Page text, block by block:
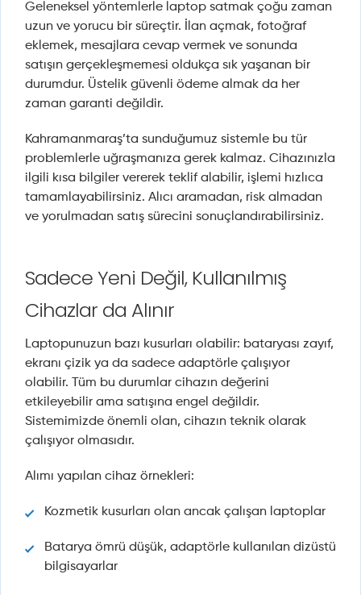
Geleneksel yöntemlerle laptop satmak çoğu zaman
uzun ve yorucu bir süreçtir. İlan açmak, fotoğraf
eklemek, mesajlara cevap vermek ve sonunda
satışın gerçekleşmemesi oldukça sık yaşanan bir
durumdur. Üstelik güvenli ödeme almak da her
zaman garanti değildir.
Kahramanmaraş’ta sunduğumuz sistemle bu tür
problemlerle uğraşmanıza gerek kalmaz. Cihazınızla
ilgili kısa bilgiler vererek teklif alabilir, işlemi hızlıca
tamamlayabilirsiniz. Alıcı aramadan, risk almadan
ve yorulmadan satış sürecini sonuçlandırabilirsiniz.
Sadece Yeni Değil, Kullanılmış
Cihazlar da Alınır
Laptopunuzun bazı kusurları olabilir: bataryası zayıf,
ekranı çizik ya da sadece adaptörle çalışıyor
olabilir. Tüm bu durumlar cihazın değerini
etkileyebilir ama satışına engel değildir.
Sistemimizde önemli olan, cihazın teknik olarak
çalışıyor olmasıdır.
Alımı yapılan cihaz örnekleri:
Kozmetik kusurları olan ancak çalışan laptoplar
Batarya ömrü düşük, adaptörle kullanılan dizüstü
bilgisayarlar